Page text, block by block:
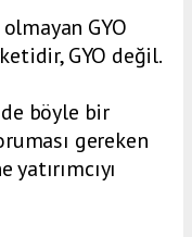
GYO
GYO değil.
böyle bir
gereken